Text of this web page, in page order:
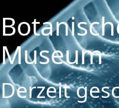
Museum
Derzeit